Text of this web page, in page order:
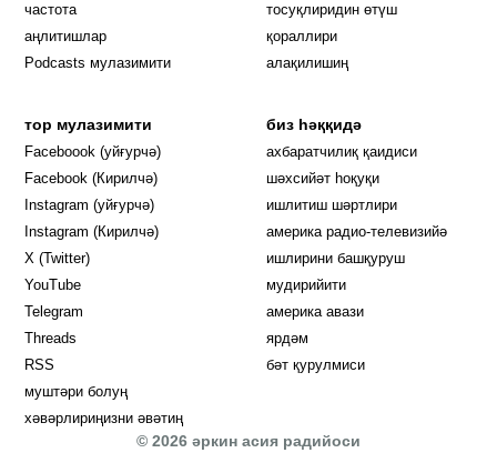
частота
аңлитишлар
Podcasts мулазимити
тосуқлиридин өтүш
қораллири
алақилишиң
тор мулазимити
Faceboook (уйғурчә) Opens in new window
Facebook (Кирилчә) Opens in new window
Instagram (уйғурчә) Opens in new window
Instagram (Кирилчә) Opens in new window
X (Twitter)
YouTube
Telegram
Threads
RSS
муштәри болуң
хәвәрлириңизни әвәтиң
биз һәққидә
ахбаратчилиқ қаидиси
шәхсийәт һоқуқи
ишлитиш шәртлири
америка радио-телевизийә
ишлирини башқуруш
мудирийити
америка авази
ярдәм
бәт қурулмиси
© 2026 әркин асия радийоси